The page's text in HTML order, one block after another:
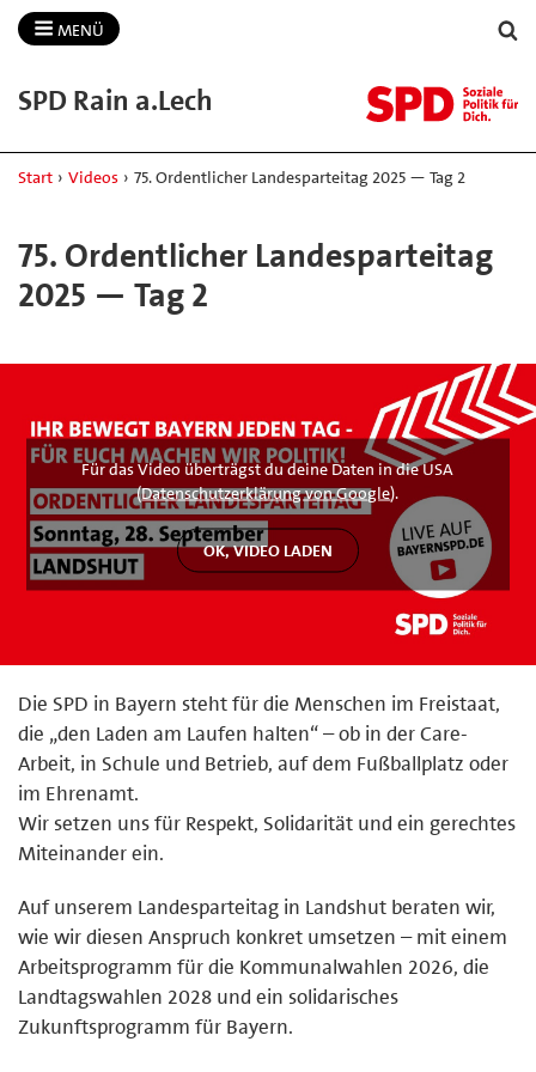
MENÜ
SPD Rain a.​Lech
Start › Videos › 75. Ordentlicher Landesparteitag 2025 — Tag 2
75. Ordentlicher Landesparteitag
2025 — Tag 2
Für das Video überträgst du deine Daten in die USA
(Datenschutzerklärung von Google).
Die SPD in Bayern steht für die Menschen im Freistaat,
die „den Laden am Laufen halten“ – ob in der Care-
Arbeit, in Schule und Betrieb, auf dem Fußballplatz oder
im Ehrenamt.
Wir setzen uns für Respekt, Solidarität und ein gerechtes
Miteinander ein.
Auf unserem Landesparteitag in Landshut beraten wir,
wie wir diesen Anspruch konkret umsetzen – mit einem
Arbeitsprogramm für die Kommunalwahlen 2026, die
Landtagswahlen 2028 und ein solidarisches
Zukunftsprogramm für Bayern.